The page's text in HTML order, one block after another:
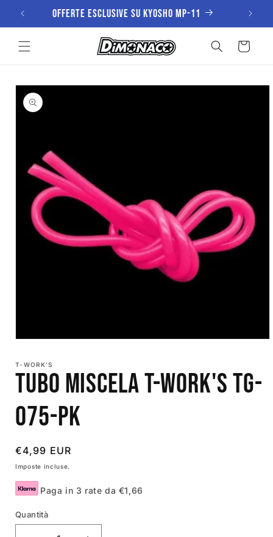
direttamenteOfferte esclusive su KYOSHO MP-11
Carrello
Passa alle
informazioni
sul prodotto
multimediali
finestra
T-WORK'S
Tubo Miscela T-Work's TG-
075-PK
Prezzo
di
listino
€4,99 EUR
Imposte incluse.
Paga in 3 rate da €1,66
SKU:
Quantità
Quantità